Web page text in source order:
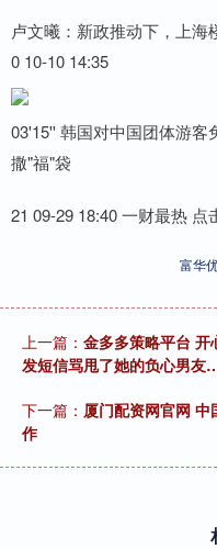
卢文曦：新政推动下，上海
0 10-10 14:35
03'15'' 韩国对中国团体游客
撒"福"袋
21 09-29 18:40 一财最热 点
富华
上一篇： 金多多策略平台 开
发短信骂甩了她的负心男友
下一篇： 厦门配资网官网
作